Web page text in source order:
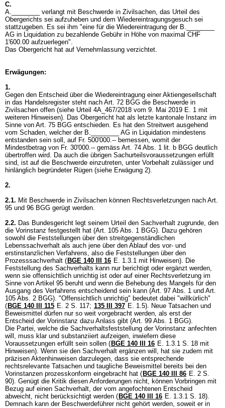
C.
A.________ verlangt mit Beschwerde in Zivilsachen, das Urteil des
Obergerichts sei aufzuheben und dem Wiedereintragungsgesuch sei
stattzugeben. Es sei ihm "eine für die Wiedereintragung der B.________
AG in Liquidation zu bezahlende Gebühr in Höhe von maximal CHF
1'600.00 aufzuerlegen".
Das Obergericht hat auf Vernehmlassung verzichtet.
Erwägungen:
1.
Gegen den Entscheid über die Wiedereintragung einer Aktiengesellschaft
in das Handelsregister steht nach Art. 72 BGG die Beschwerde in
Zivilsachen offen (siehe Urteil 4A_467/2018 vom 9. Mai 2019 E. 1 mit
weiteren Hinweisen). Das Obergericht hat als letzte kantonale Instanz im
Sinne von Art. 75 BGG entschieden. Es hat den Streitwert ausgehend
vom Schaden, welcher der B.________ AG in Liquidation mindestens
entstanden sein soll, auf Fr. 500'000.-- bemessen, womit der
Mindestbetrag von Fr. 30'000.-- gemäss Art. 74 Abs. 1 lit. b BGG deutlich
übertroffen wird. Da auch die übrigen Sachurteilsvoraussetzungen erfüllt
sind, ist auf die Beschwerde einzutreten, unter Vorbehalt zulässiger und
hinlänglich begründeter Rügen (siehe Erwägung 2).
2.
2.1. Mit Beschwerde in Zivilsachen können Rechtsverletzungen nach Art.
95 und 96 BGG gerügt werden.
2.2. Das Bundesgericht legt seinem Urteil den Sachverhalt zugrunde, den
die Vorinstanz festgestellt hat (Art. 105 Abs. 1 BGG). Dazu gehören
sowohl die Feststellungen über den streitgegenständlichen
Lebenssachverhalt als auch jene über den Ablauf des vor- und
erstinstanzlichen Verfahrens, also die Feststellungen über den
Prozesssachverhalt ( BGE 140 III 16 E. 1.3.1 mit Hinweisen). Die
Feststellung des Sachverhalts kann nur berichtigt oder ergänzt werden,
wenn sie offensichtlich unrichtig ist oder auf einer Rechtsverletzung im
Sinne von Artikel 95 beruht und wenn die Behebung des Mangels für den
Ausgang des Verfahrens entscheidend sein kann (Art. 97 Abs. 1 und Art.
105 Abs. 2 BGG). "Offensichtlich unrichtig" bedeutet dabei "willkürlich"
( BGE 140 III 115 E. 2 S. 117; 135 III 397 E. 1.5). Neue Tatsachen und
Beweismittel dürfen nur so weit vorgebracht werden, als erst der
Entscheid der Vorinstanz dazu Anlass gibt (Art. 99 Abs. 1 BGG).
Die Partei, welche die Sachverhaltsfeststellung der Vorinstanz anfechten
will, muss klar und substanziiert aufzeigen, inwiefern diese
Voraussetzungen erfüllt sein sollen ( BGE 140 III 16 E. 1.3.1 S. 18 mit
Hinweisen). Wenn sie den Sachverhalt ergänzen will, hat sie zudem mit
präzisen Aktenhinweisen darzulegen, dass sie entsprechende
rechtsrelevante Tatsachen und taugliche Beweismittel bereits bei den
Vorinstanzen prozesskonform eingebracht hat ( BGE 140 III 86 E. 2 S.
90). Genügt die Kritik diesen Anforderungen nicht, können Vorbringen mit
Bezug auf einen Sachverhalt, der vom angefochtenen Entscheid
abweicht, nicht berücksichtigt werden ( BGE 140 III 16 E. 1.3.1 S. 18).
Demnach kann der Beschwerdeführer nicht gehört werden, soweit er in